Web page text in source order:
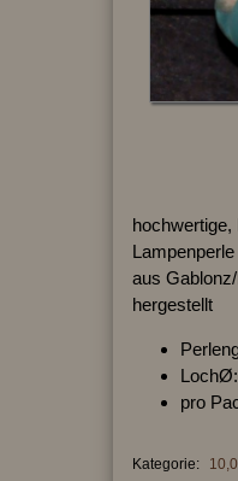
hochwertige,
Lampenperle
aus
hergestellt
pro
Kategorie: